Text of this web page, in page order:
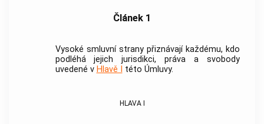
Článek 1
Vysoké smluvní strany přiznávají každému, kdo
podléhá jejich jurisdikci, práva a svobody
uvedené v Hlavě I této Úmluvy.
HLAVA I